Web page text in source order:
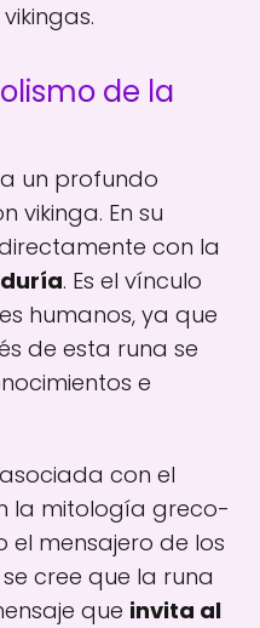
de la
un profundo
vikinga. En su
con la
. Es el vínculo
humanos, ya que
de esta runa se
e
con el
la mitología greco-
mensajero de los
cree que la runa
que invita al